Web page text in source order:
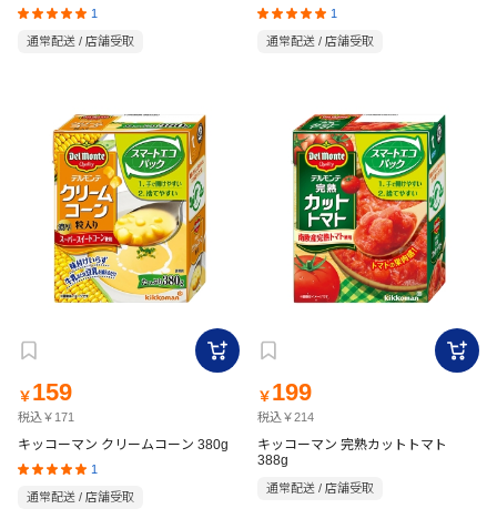
1
通常配送 / 店舗受取
1
通常配送 / 店舗受取
￥ 159
税込￥171
キッコーマン クリームコーン 380g
1
通常配送 / 店舗受取
￥ 199
税込￥214
キッコーマン 完熟カットトマト
388g
通常配送 / 店舗受取